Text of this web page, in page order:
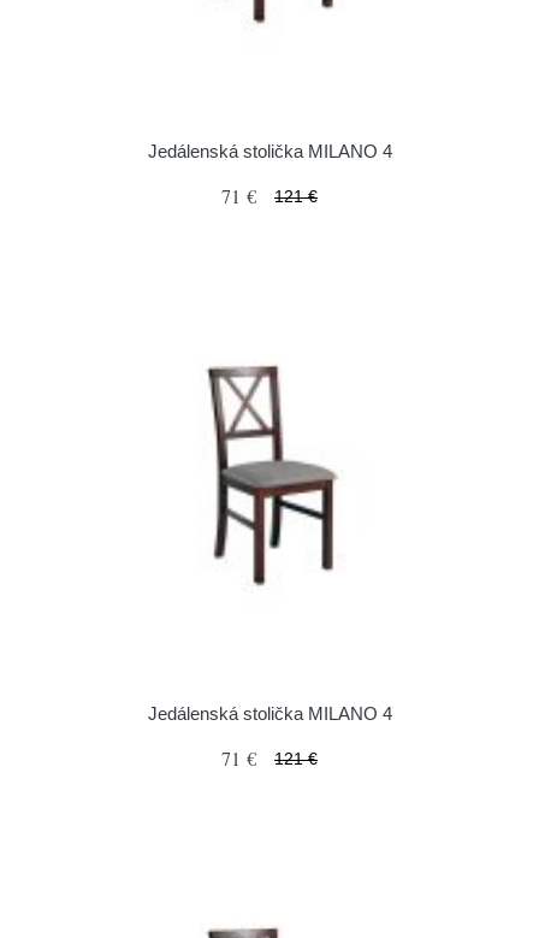
Jedálenská stolička MILANO 4
71 € 121 €
Jedálenská stolička MILANO 4
71 € 121 €